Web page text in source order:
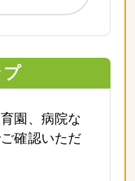
プ
園、病院な
確認いただ